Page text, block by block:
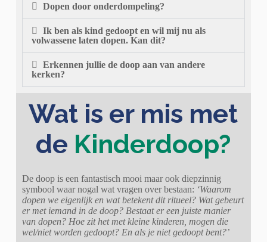
Dopen door onderdompeling?
Ik ben als kind gedoopt en wil mij nu als
volwassene laten dopen. Kan dit?
Erkennen jullie de doop aan van andere
kerken?
Wat is er mis met
de Kinderdoop?
De doop is een fantastisch mooi maar ook diepzinnig
symbool waar nogal wat vragen over bestaan: ‘Waarom
dopen we eigenlijk en wat betekent dit ritueel? Wat gebeurt
er met iemand in de doop? Bestaat er een juiste manier
van dopen? Hoe zit het met kleine kinderen, mogen die
wel/niet worden gedoopt? En als je niet gedoopt bent?’